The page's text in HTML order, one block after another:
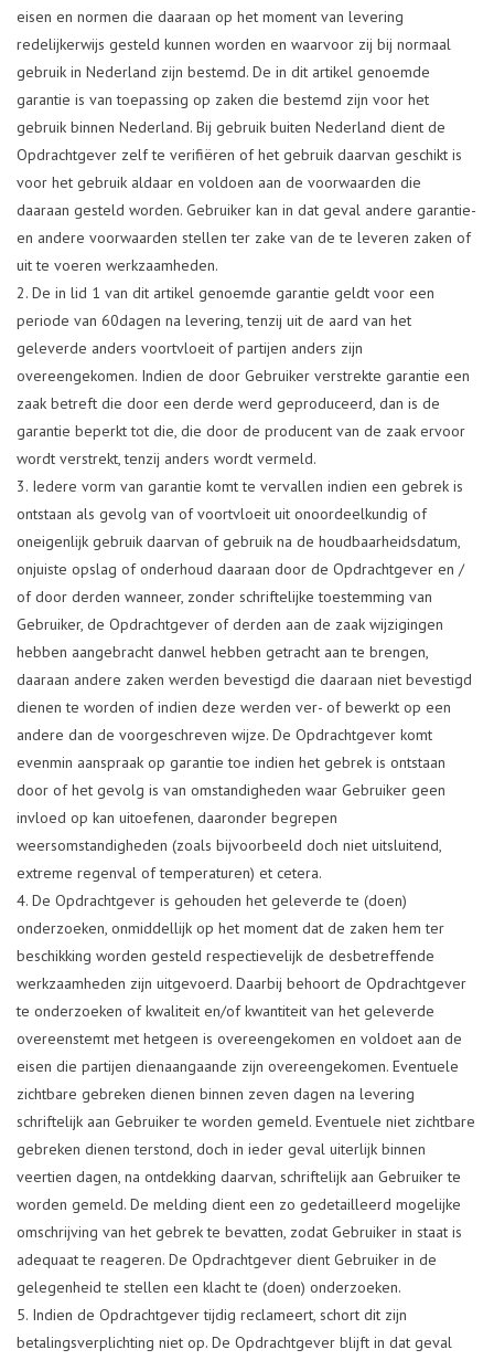
eisen en normen die daaraan op het moment van levering
redelijkerwijs gesteld kunnen worden en waarvoor zij bij normaal
gebruik in Nederland zijn bestemd. De in dit artikel genoemde
garantie is van toepassing op zaken die bestemd zijn voor het
gebruik binnen Nederland. Bij gebruik buiten Nederland dient de
Opdrachtgever zelf te verifiëren of het gebruik daarvan geschikt is
voor het gebruik aldaar en voldoen aan de voorwaarden die
daaraan gesteld worden. Gebruiker kan in dat geval andere garantie-
en andere voorwaarden stellen ter zake van de te leveren zaken of
uit te voeren werkzaamheden.
De in lid 1 van dit artikel genoemde garantie geldt voor een
periode van 60dagen na levering, tenzij uit de aard van het
geleverde anders voortvloeit of partijen anders zijn
overeengekomen. Indien de door Gebruiker verstrekte garantie een
zaak betreft die door een derde werd geproduceerd, dan is de
garantie beperkt tot die, die door de producent van de zaak ervoor
wordt verstrekt, tenzij anders wordt vermeld.
Iedere vorm van garantie komt te vervallen indien een gebrek is
ontstaan als gevolg van of voortvloeit uit onoordeelkundig of
oneigenlijk gebruik daarvan of gebruik na de houdbaarheidsdatum,
onjuiste opslag of onderhoud daaraan door de Opdrachtgever en /
of door derden wanneer, zonder schriftelijke toestemming van
Gebruiker, de Opdrachtgever of derden aan de zaak wijzigingen
hebben aangebracht danwel hebben getracht aan te brengen,
daaraan andere zaken werden bevestigd die daaraan niet bevestigd
dienen te worden of indien deze werden ver- of bewerkt op een
andere dan de voorgeschreven wijze. De Opdrachtgever komt
evenmin aanspraak op garantie toe indien het gebrek is ontstaan
door of het gevolg is van omstandigheden waar Gebruiker geen
invloed op kan uitoefenen, daaronder begrepen
weersomstandigheden (zoals bijvoorbeeld doch niet uitsluitend,
extreme regenval of temperaturen) et cetera.
De Opdrachtgever is gehouden het geleverde te (doen)
onderzoeken, onmiddellijk op het moment dat de zaken hem ter
beschikking worden gesteld respectievelijk de desbetreffende
werkzaamheden zijn uitgevoerd. Daarbij behoort de Opdrachtgever
te onderzoeken of kwaliteit en/of kwantiteit van het geleverde
overeenstemt met hetgeen is overeengekomen en voldoet aan de
eisen die partijen dienaangaande zijn overeengekomen. Eventuele
zichtbare gebreken dienen binnen zeven dagen na levering
schriftelijk aan Gebruiker te worden gemeld. Eventuele niet zichtbare
gebreken dienen terstond, doch in ieder geval uiterlijk binnen
veertien dagen, na ontdekking daarvan, schriftelijk aan Gebruiker te
worden gemeld. De melding dient een zo gedetailleerd mogelijke
omschrijving van het gebrek te bevatten, zodat Gebruiker in staat is
adequaat te reageren. De Opdrachtgever dient Gebruiker in de
gelegenheid te stellen een klacht te (doen) onderzoeken.
Indien de Opdrachtgever tijdig reclameert, schort dit zijn
betalingsverplichting niet op. De Opdrachtgever blijft in dat geval